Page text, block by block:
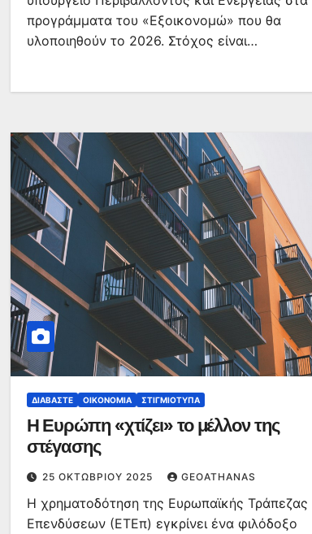
προγράμματα του «Εξοικονομώ» που θα
υλοποιηθούν το 2026. Στόχος είναι…
ΔΙΑΒΆΣΤΕ ΟΙΚΟΝΟΜΊΑ ΣΤΙΓΜΙΌΤΥΠΑ
Η Ευρώπη «χτίζει» το μέλλον της
στέγασης
25 ΟΚΤΩΒΡΊΟΥ 2025 GEOATHANAS
Η χρηματοδότηση της Ευρωπαϊκής Τράπεζας
Επενδύσεων (ΕΤΕπ) εγκρίνει ένα φιλόδοξο